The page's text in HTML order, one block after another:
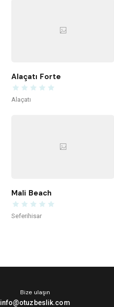
Alaçatı Forte
Alaçatı
Mali Beach
Seferihisar
Bize ulaşın
info@otuzbeslik.com